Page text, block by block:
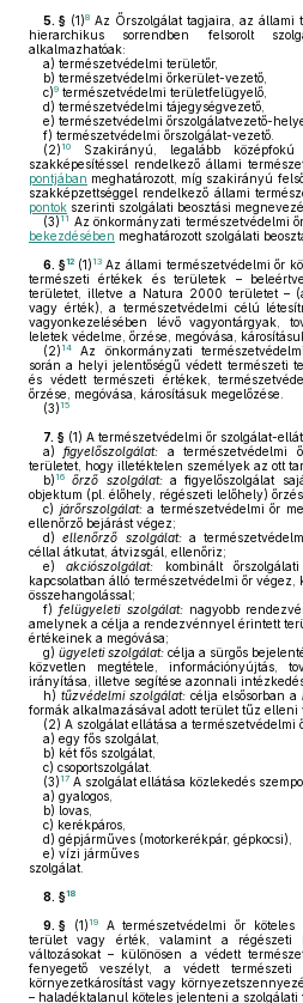
5. § (1)8 Az Őrszolgálat tagjaira, az állami
hierarchikus sorrendben felsorolt
alkalmazhatóak:
a) természetvédelmi területőr,
b) természetvédelmi őrkerület-vezető,
c)9 természetvédelmi területfelügyelő,
d) természetvédelmi tájegységvezető,
e) természetvédelmi őrszolgálatvezető-
f) természetvédelmi őrszolgálat-vezető.
(2) 10
Szakirányú, legalább középfokú
szakképesítéssel rendelkező állami
pontjában meghatározott, míg szakirányú
szakképzettséggel rendelkező állami
pontok szerinti szolgálati beosztási
(3) 11 Az önkormányzati természetvédelmi
bekezdésében meghatározott szolgálati
6. §12 (1) 13Az állami természetvédelmi őr
természeti értékek és területek –
területet, illetve a Natura 2000 területet –
vagy érték), a természetvédelmi célú
vagyonkezelésében lévő vagyontárgyak,
leletek védelme, őrzése, megóvása,
(2) 14
Az önkormányzati
során a helyi jelentőségű védett természeti
és védett természeti értékek,
őrzése, megóvása, károsításuk megelőzése.
(3) 15
7. § (1) A természetvédelmi őr szolgálat-
a)
figyelőszolgálat: a természetvédelmi
területet, hogy illetéktelen személyek az ott
b) 16 őrző szolgálat:a figyelőszolgálat
objektum (pl. élőhely, régészeti lelőhely)
c) járőrszolgálat:a természetvédelmi őr
ellenőrző bejárást végez;
d)
ellenőrző szolgálat:a
céllal átkutat, átvizsgál, ellenőriz;
e)
akciószolgálat: kombinált
kapcsolatban álló természetvédelmi őr
összehangolással;
f) felügyeleti szolgálat:nagyobb
amelynek a célja a rendezvénnyel érintett
értékeinek a megóvása;
g) ügyeleti szolgálat: célja a sürgős
közvetlen megtétele, információnyújtás,
irányítása, illetve segítése azonnali
h) tűzvédelmi szolgálat: célja elsősorban a
formák alkalmazásával adott terület tűz elleni
(2) A szolgálat ellátása a természetvédelmi
a) egy fős szolgálat,
b) két fős szolgálat,
c) csoportszolgálat.
(3) 17 A szolgálat ellátása közlekedés
a) gyalogos,
b) lovas,
c) kerékpáros,
d) gépjárműves (motorkerékpár, gépkocsi),
e) vízi járműves
szolgálat.
8. §18
9. § (1) 19A természetvédelmi őr köteles
terület vagy érték, valamint a régészeti
változásokat – különösen a védett
fenyegető veszélyt, a védett
környezetkárosítást vagy
– haladéktalanul köteles jelenteni a szolgálati